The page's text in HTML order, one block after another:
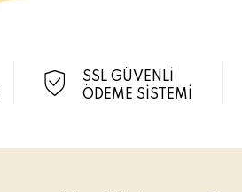
SSL GÜVENLİ
ÖDEME SİSTEMİ